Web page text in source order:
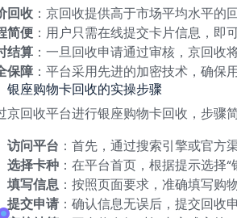
回收：京回收提供高于市场平均水平的
简便 ：用户只需在线提交卡片信息，即
结算 ：一旦回收申请通过审核，京回收
保障 ：平台采用先进的加密技术，确保
银座购物卡回收的实操步骤
京回收平台进行银座购物卡回收，步骤
访问平台 ：首先，通过搜索引擎或官方
选择卡种 ：在平台首页，根据提示选择“
填写信息 ：按照页面要求，准确填写购
提交申请 ：确认信息无误后，提交回收